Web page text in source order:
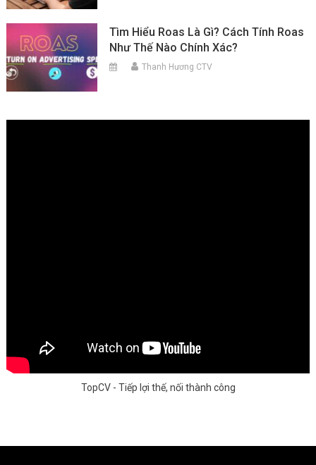
Tìm Hiểu Roas Là Gì? Cách Tính Roas
Như Thế Nào Chính Xác?
Thanh Hương CTV
TopCV - Tiếp lợi thế, nối thành công